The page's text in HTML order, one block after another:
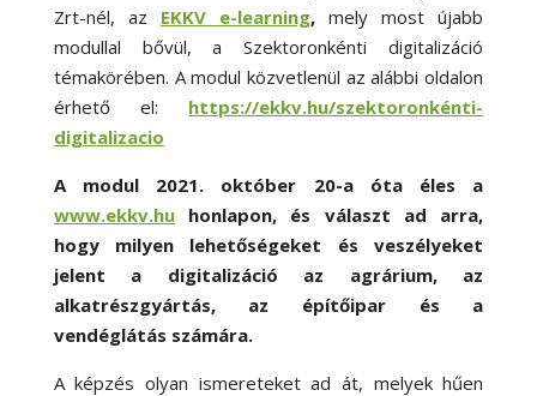
Zrt-nél, az EKKV e-learning, mely most újabb
modullal bővül, a Szektoronkénti digitalizáció
témakörében. A modul közvetlenül az alábbi oldalon
érhető el: https://ekkv.hu/szektoronkénti-
digitalizacio
A modul 2021. október 20-a óta éles a
www.ekkv.huhonlapon, és választ ad arra,
hogy milyen lehetőségeket és veszélyeket
jelent a digitalizáció az agrárium, az
alkatrészgyártás, az építőipar és a
vendéglátás számára.
A képzés olyan ismereteket ad át, melyek hűen